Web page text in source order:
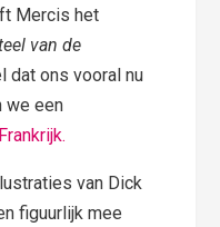
Mercis het
van de
dat ons vooral nu
we een
Frankrijk.
van Dick
figuurlijk mee